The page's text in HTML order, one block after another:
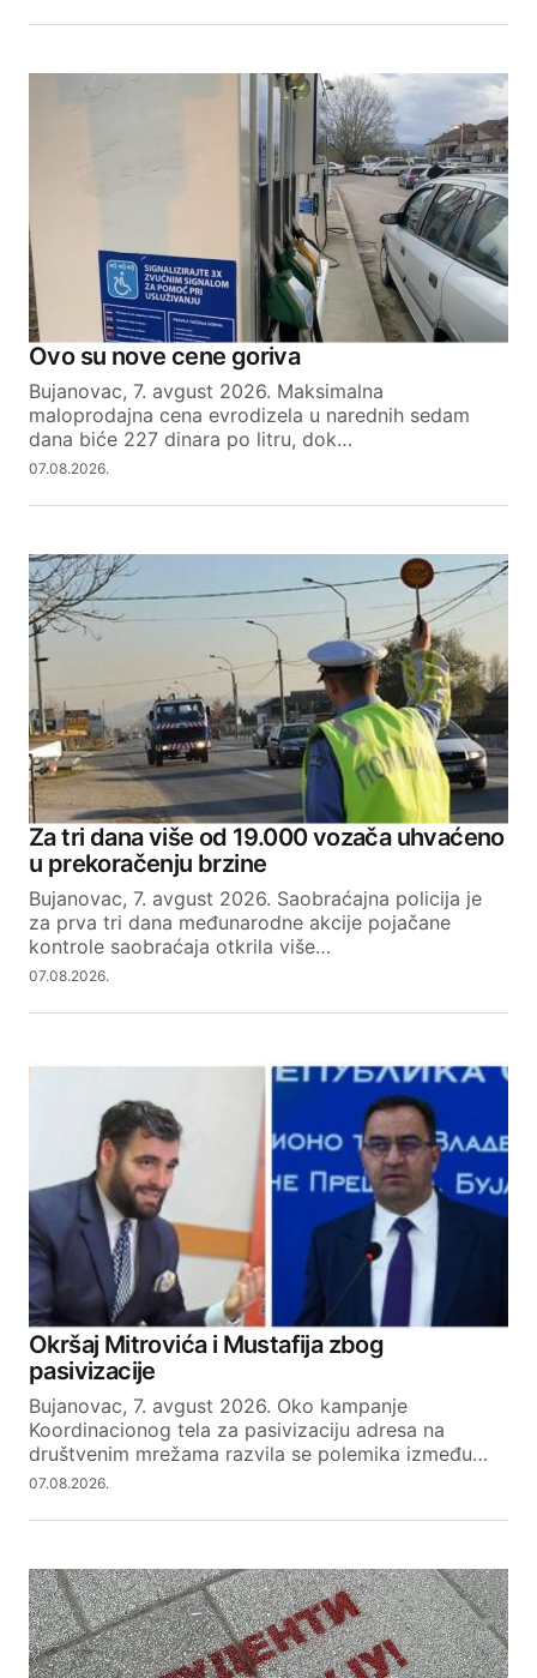
Ovo su nove cene goriva
Bujanovac, 7. avgust 2026. Maksimalna
maloprodajna cena evrodizela u narednih sedam
dana biće 227 dinara po litru, dok…
07.08.2026.
Za tri dana više od 19.000 vozača uhvaćeno
u prekoračenju brzine
Bujanovac, 7. avgust 2026. Saobraćajna policija je
za prva tri dana međunarodne akcije pojačane
kontrole saobraćaja otkrila više…
07.08.2026.
Okršaj Mitrovića i Mustafija zbog
pasivizacije
Bujanovac, 7. avgust 2026. Oko kampanje
Koordinacionog tela za pasivizaciju adresa na
društvenim mrežama razvila se polemika između…
07.08.2026.